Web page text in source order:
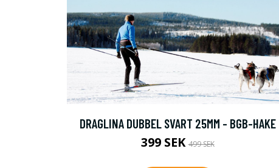
DRAGLINA DUBBEL SVART 25MM - BGB-HAKE
399 SEK499 SEK